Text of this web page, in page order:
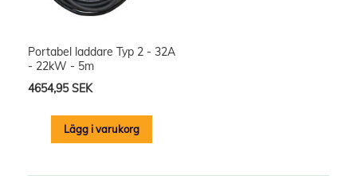
Portabel laddare Typ 2 - 32A
- 22kW - 5m
4654,95 SEK
Lägg i varukorg